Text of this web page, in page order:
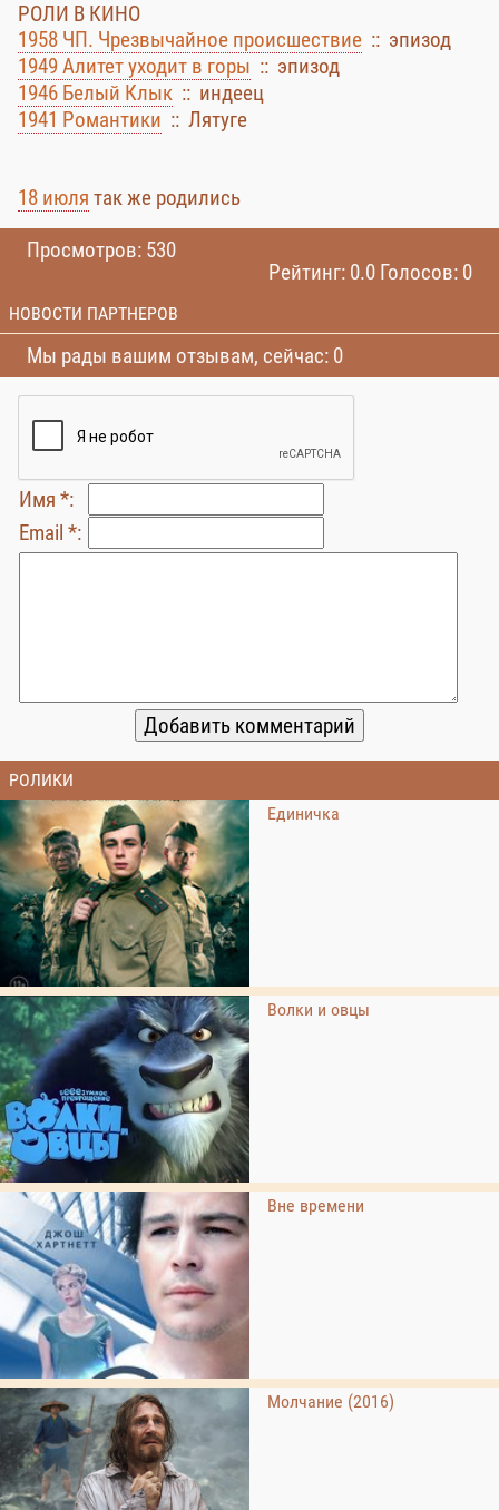
РОЛИ В КИНО
1958 ЧП. Чрезвычайное происшествие :: эпизод
1949 Алитет уходит в горы :: эпизод
1946 Белый Клык :: индеец
1941 Романтики :: Лятуге
18 июля так же родились
Просмотров: 530
Рейтинг: 0.0 Голосов: 0
НОВОСТИ ПАРТНЕРОВ
Мы рады вашим отзывам, сейчас: 0
Имя *:
Email *:
РОЛИКИ
Единичка
Волки и овцы
Вне времени
Молчание (2016)